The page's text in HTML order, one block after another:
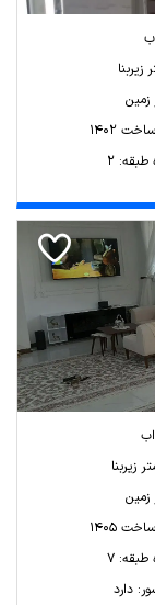
زمین
1402
طبقه: 2
زمین
1405
طبقه: 7
دارد